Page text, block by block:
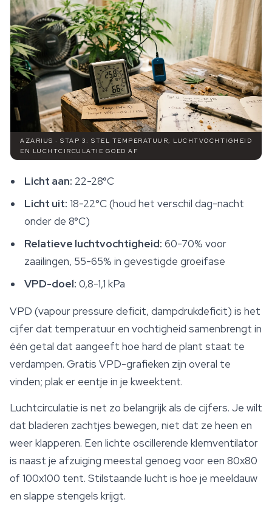
AZARIUS · STAP 3: STEL TEMPERATUUR, LUCHTVOCHTIGHEID
EN LUCHTCIRCULATIE GOED AF
Licht aan: 22-28°C
Licht uit: 18-22°C (houd het verschil dag-nacht
onder de 8°C)
Relatieve luchtvochtigheid: 60-70% voor
zaailingen, 55-65% in gevestigde groeifase
VPD-doel: 0,8-1,1 kPa
VPD (vapour pressure deficit, dampdrukdeficit) is het
cijfer dat temperatuur en vochtigheid samenbrengt in
één getal dat aangeeft hoe hard de plant staat te
verdampen. Gratis VPD-grafieken zijn overal te
vinden; plak er eentje in je kweektent.
Luchtcirculatie is net zo belangrijk als de cijfers. Je wilt
dat bladeren zachtjes bewegen, niet dat ze heen en
weer klapperen. Een lichte oscillerende klemventilator
is naast je afzuiging meestal genoeg voor een 80x80
of 100x100 tent. Stilstaande lucht is hoe je meeldauw
en slappe stengels krijgt.